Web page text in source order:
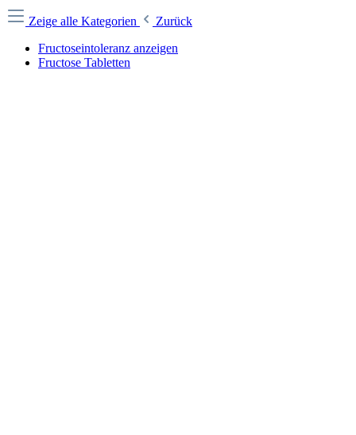
Zeige alle Kategorien
Zurück
Fructoseintoleranz anzeigen
Fructose Tabletten